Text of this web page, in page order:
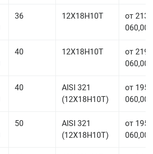
36 12Х18Н10Т
от 213
060,00
40 12Х18Н10Т
от 219
060,00
40
AISI 321
(12Х18Н10Т)
от 195
060,00
50
AISI 321
(12Х18Н10Т)
от 195
060,00